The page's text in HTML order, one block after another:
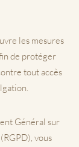
les mesures
de protéger
tout accès
Général sur
vous